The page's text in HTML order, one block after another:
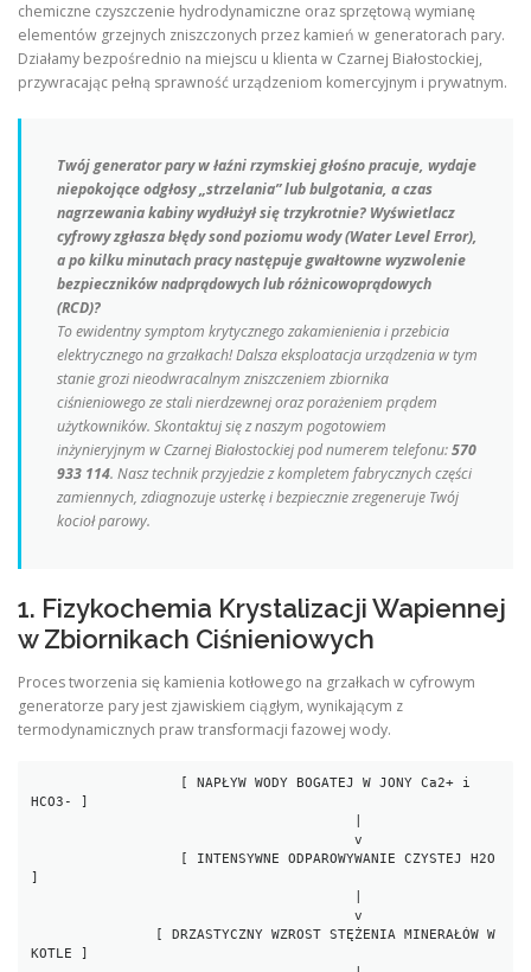
chemiczne czyszczenie hydrodynamiczne oraz sprzętową wymianę
elementów grzejnych zniszczonych przez kamień w generatorach pary.
Działamy bezpośrednio na miejscu u klienta w Czarnej Białostockiej,
przywracając pełną sprawność urządzeniom komercyjnym i prywatnym.
Twój generator pary w łaźni rzymskiej głośno pracuje, wydaje
niepokojące odgłosy „strzelania” lub bulgotania, a czas
nagrzewania kabiny wydłużył się trzykrotnie? Wyświetlacz
cyfrowy zgłasza błędy sond poziomu wody (Water Level Error),
a po kilku minutach pracy następuje gwałtowne wyzwolenie
bezpieczników nadprądowych lub różnicowoprądowych
(RCD)?
To ewidentny symptom krytycznego zakamienienia i przebicia
elektrycznego na grzałkach! Dalsza eksploatacja urządzenia w tym
stanie grozi nieodwracalnym zniszczeniem zbiornika
ciśnieniowego ze stali nierdzewnej oraz porażeniem prądem
użytkowników. Skontaktuj się z naszym pogotowiem
inżynieryjnym w Czarnej Białostockiej pod numerem telefonu:570
933 114. Nasz technik przyjedzie z kompletem fabrycznych części
zamiennych, zdiagnozuje usterkę i bezpiecznie zregeneruje Twój
kocioł parowy.
1. Fizykochemia Krystalizacji Wapiennej
w Zbiornikach Ciśnieniowych
Proces tworzenia się kamienia kotłowego na grzałkach w cyfrowym
generatorze pary jest zjawiskiem ciągłym, wynikającym z
termodynamicznych praw transformacji fazowej wody.
HCO3- ]
                                       v
]
                                       v
KOTLE ]